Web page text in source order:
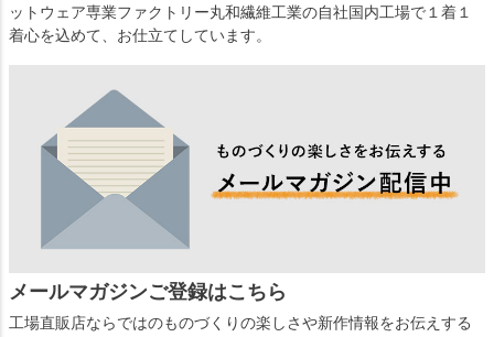
ットウェア専業ファクトリー丸和繊維工業の自社国内工場で１着１
着心を込めて、お仕立てしています。
メールマガジンご登録はこちら
工場直販店ならではのものづくりの楽しさや新作情報をお伝えする